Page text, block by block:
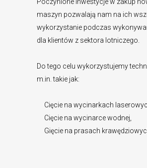
maszyn pozwalają nam na ich
wykorzystanie podczas
dla klientów z sektora lotniczego.
Do tego celu wykorzystujemy
m.in. takie jak:
Cięcie na wycinarkach
Cięcie na wycinarce wodnej,
Gięcie na prasach